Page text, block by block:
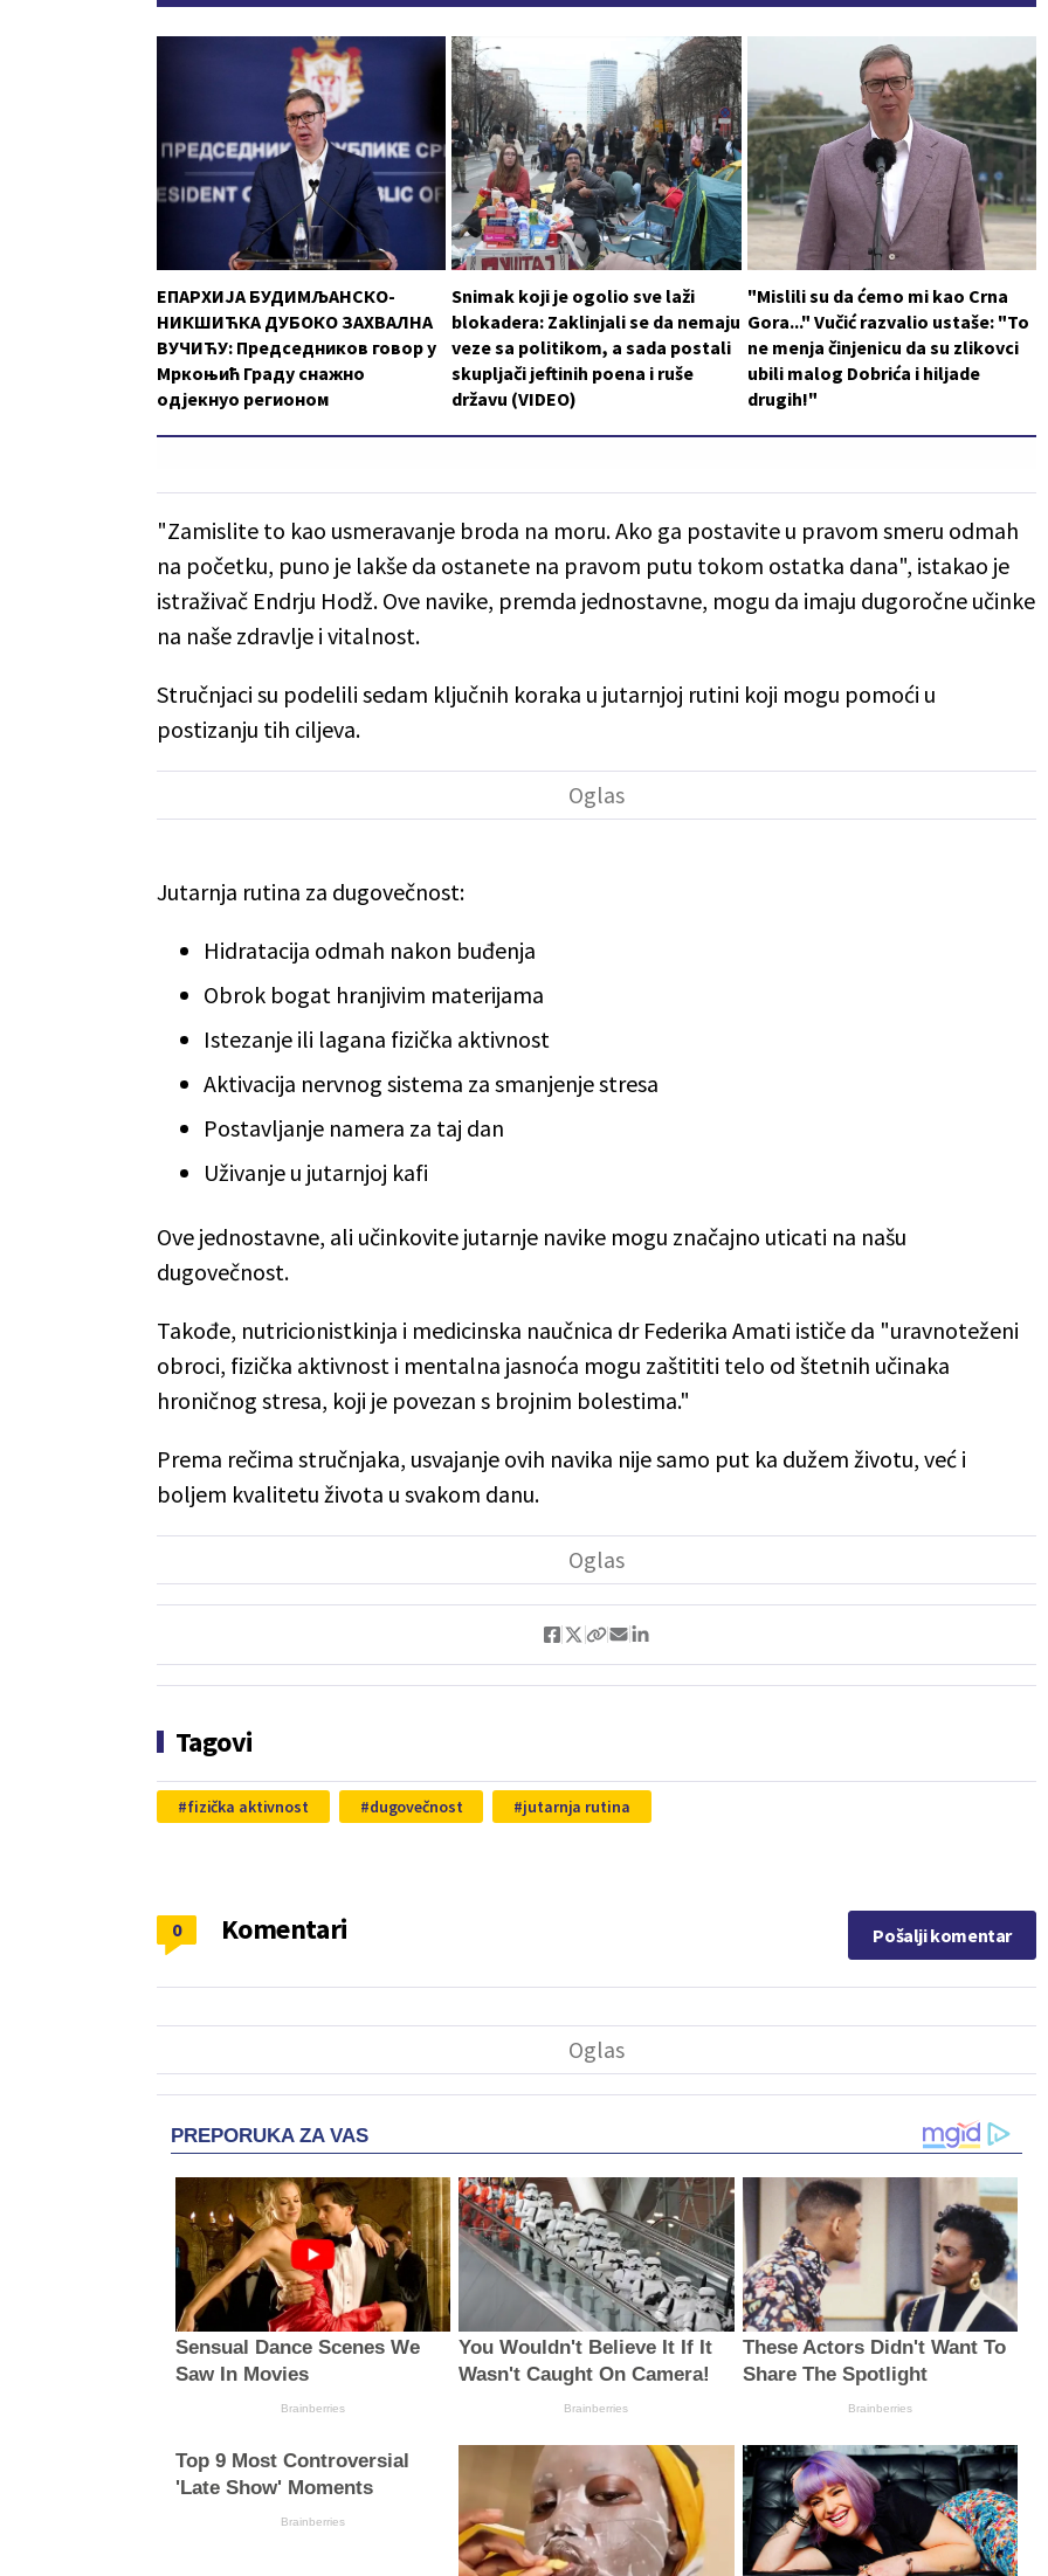
ЕПАРХИЈА БУДИМЉАНСКО-
НИКШИЋКА ДУБОКО ЗАХВАЛНА
ВУЧИЋУ: Председников говор у
Мркоњић Граду снажно
одјекнуо регионом
Snimak koji je ogolio sve laži
blokadera: Zaklinjali se da nemaju
veze sa politikom, a sada postali
skupljači jeftinih poena i ruše
državu (VIDEO)
"Mislili su da ćemo mi kao Crna
Gora..." Vučić razvalio ustaše: "To
ne menja činjenicu da su zlikovci
ubili malog Dobrića i hiljade
drugih!"
"Zamislite to kao usmeravanje broda na moru. Ako ga postavite u pravom smeru odmah
na početku, puno je lakše da ostanete na pravom putu tokom ostatka dana", istakao je
istraživač Endrju Hodž. Ove navike, premda jednostavne, mogu da imaju dugoročne učinke
na naše zdravlje i vitalnost.
Stručnjaci su podelili sedam ključnih koraka u jutarnjoj rutini koji mogu pomoći u
postizanju tih ciljeva.
Jutarnja rutina za dugovečnost:
Hidratacija odmah nakon buđenja
Obrok bogat hranjivim materijama
Istezanje ili lagana fizička aktivnost
Aktivacija nervnog sistema za smanjenje stresa
Postavljanje namera za taj dan
Uživanje u jutarnjoj kafi
Ove jednostavne, ali učinkovite jutarnje navike mogu značajno uticati na našu
dugovečnost.
Takođe, nutricionistkinja i medicinska naučnica dr Federika Amati ističe da "uravnoteženi
obroci, fizička aktivnost i mentalna jasnoća mogu zaštititi telo od štetnih učinaka
hroničnog stresa, koji je povezan s brojnim bolestima."
Prema rečima stručnjaka, usvajanje ovih navika nije samo put ka dužem životu, već i
boljem kvalitetu života u svakom danu.
Tagovi
fizička aktivnost dugovečnost jutarnja rutina
Komentari
0 Pošalji komentar
PREPORUKA ZA VAS
Sensual Dance Scenes We
Saw In Movies
Brainberries
You Wouldn't Believe It If It
Wasn't Caught On Camera!
Brainberries
These Actors Didn't Want To
Share The Spotlight
Brainberries
Top 9 Most Controversial
'Late Show' Moments
Brainberries